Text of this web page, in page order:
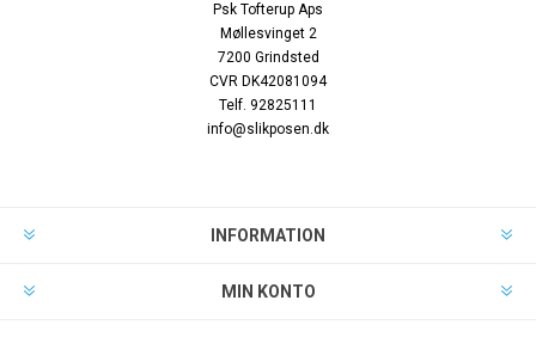
Psk Tofterup Aps
Møllesvinget 2
7200 Grindsted
CVR DK42081094
Telf. 92825111
info@slikposen.dk
INFORMATION
MIN KONTO